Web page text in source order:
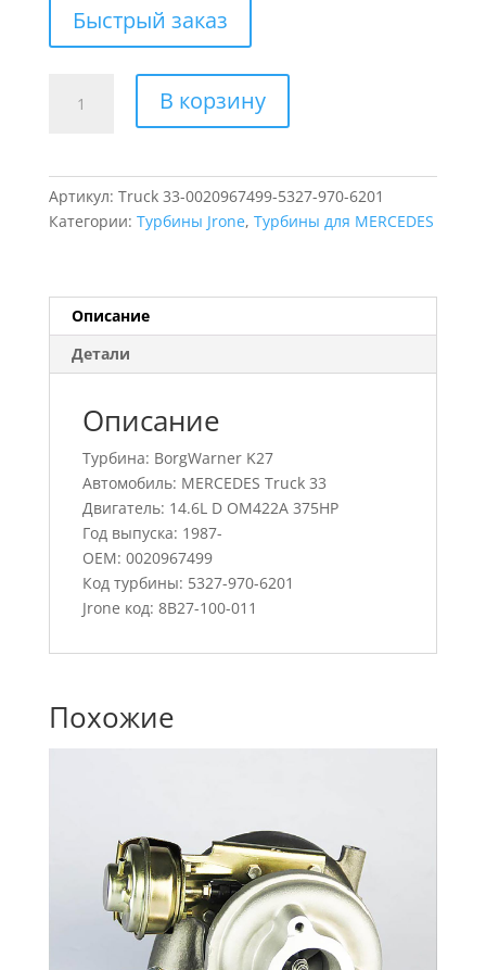
Быстрый заказ
товара
Truck
6201,
0020967499
В корзину
Артикул: Truck 33-0020967499-5327-970-6201
Категории: Турбины Jrone, Турбины для MERCEDES
Описание
Детали
Описание
Турбина: BorgWarner K27
Автомобиль: MERCEDES Truck 33
Двигатель: 14.6L D OM422A 375HP
Год выпуска: 1987-
OEM: 0020967499
Код турбины: 5327-970-6201
Jrone код: 8B27-100-011
Похожие